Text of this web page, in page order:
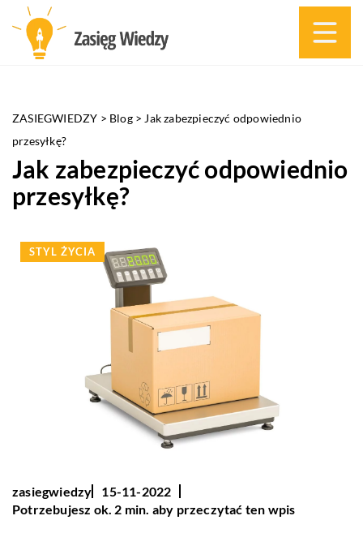
ZASIEGWIEDZY > Blog> Jak zabezpieczyć odpowiednio
przesyłkę?
Jak zabezpieczyć odpowiednio
przesyłkę?
STYL ŻYCIA
zasiegwiedzy
15-11-2022
Potrzebujesz ok. 2 min. aby przeczytać ten wpis